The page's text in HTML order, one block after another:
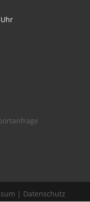
| Datenschutz